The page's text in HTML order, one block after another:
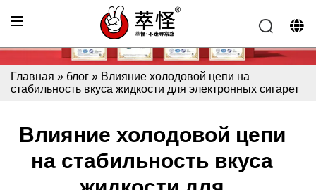
Главная » блог » Влияние холодовой цепи на
стабильность вкуса жидкости для электронных сигарет
Влияние холодовой цепи
на стабильность вкуса